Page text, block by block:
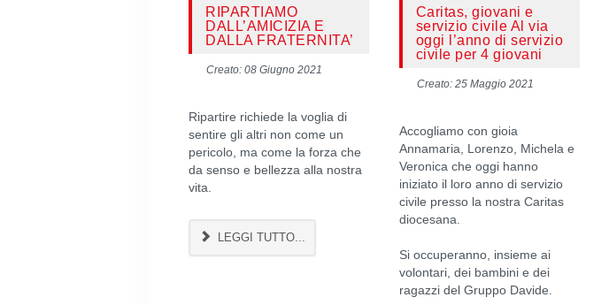
RIPARTIAMO
DALL’AMICIZIA E
DALLA FRATERNITA’
Creato: 08 Giugno 2021
Ripartire richiede la voglia di
sentire gli altri non come un
pericolo, ma come la forza che
da senso e bellezza alla nostra
vita.
LEGGI TUTTO...
Caritas, giovani e
servizio civile Al via
oggi l’anno di servizio
civile per 4 giovani
Creato: 25 Maggio 2021
Accogliamo con gioia
Annamaria, Lorenzo, Michela e
Veronica che oggi hanno
iniziato il loro anno di servizio
civile presso la nostra Caritas
diocesana.
Si occuperanno, insieme ai
volontari, dei bambini e dei
ragazzi del Gruppo Davide.